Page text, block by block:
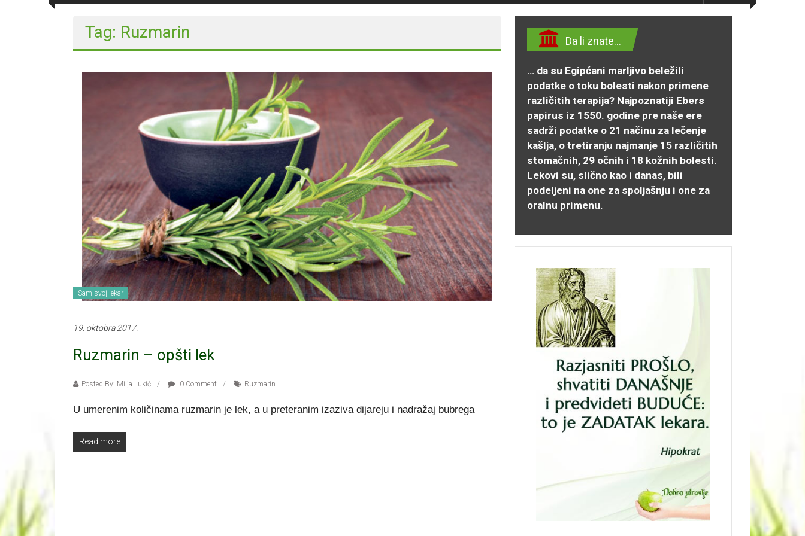
Tag: Ruzmarin
Sam svoj lekar
19. oktobra 2017.
Ruzmarin – opšti lek
Posted By: Milja Lukić 0 Comment Ruzmarin
U umerenim količinama ruzmarin je lek, a u preteranim izaziva dijareju i nadražaj bubrega
Read more
Da li znate…
… da su Egipćani marljivo beležili
podatke o toku bolesti nakon primene
različitih terapija? Najpoznatiji Ebers
papirus iz 1550. godine pre naše ere
sadrži podatke o 21 načinu za lečenje
kašlja, o tretiranju najmanje 15 različitih
stomačnih, 29 očnih i 18 kožnih bolesti.
Lekovi su, slično kao i danas, bili
podeljeni na one za spoljašnju i one za
oralnu primenu.